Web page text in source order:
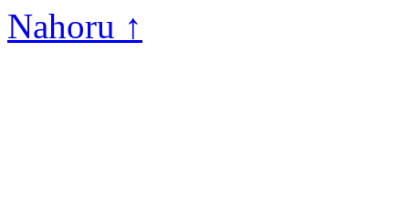
Nahoru ↑